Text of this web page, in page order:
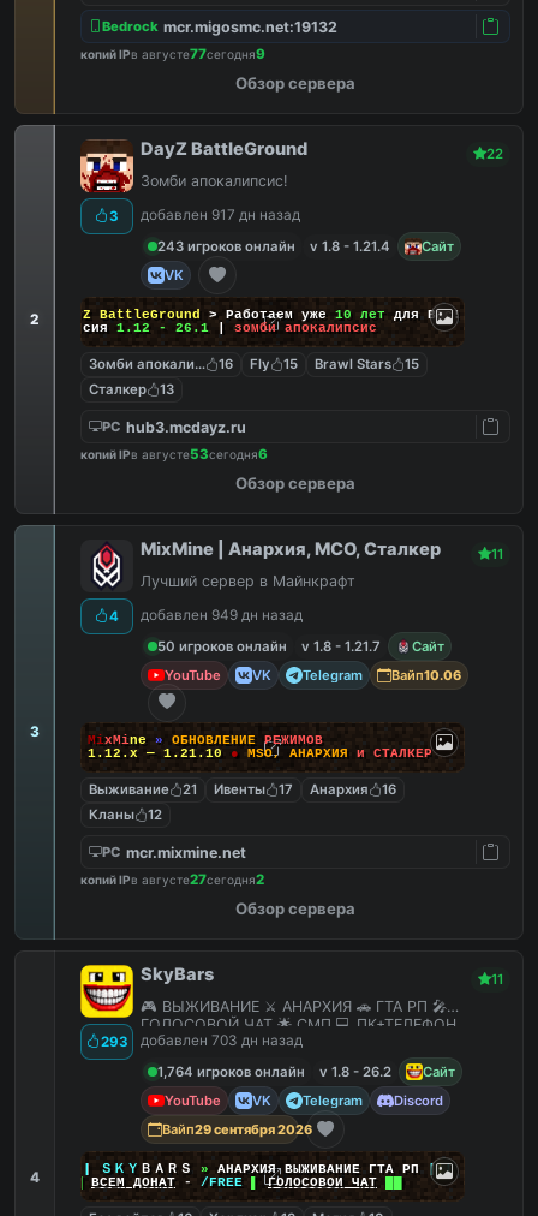
Bedrock mcr.migosmc.net:19132
копий IPв августе77сегодня9
Обзор сервера
2
3
DayZ BattleGround 22
Зомби апокалипсис!
добавлен 917 дн назад
243 игроков онлайн
v 1.8 - 1.21.4
Сайт
VK
DayZ BattleGround > Работаем уже 10 лет для Вас!
Версия 1.12 - 26.1 | зомби апокалипсис
Зомби апокалипсис16 Fly 15 Brawl Stars
15
Сталкер
13
PC hub3.mcdayz.ru
копий IPв августе53сегодня6
Обзор сервера
3
4
MixMine | Анархия, МСО, Сталкер 11
Лучший сервер в Майнкрафт
добавлен 949 дн назад
50 игроков онлайн
v 1.8 - 1.21.7
Сайт
YouTube
VK Telegram Вайп10.06
MixMine » ОБНОВЛЕНИЕ РЕЖИМОВ
1.12.x — 1.21.10
● MSO, АНАРХИЯ и СТАЛКЕР
Выживание 21 Ивенты 17 Анархия
16
Кланы
12
PC mcr.mixmine.net
копий IPв августе27сегодня2
Обзор сервера
4
293
SkyBars 11
🎮 ВЫЖИВАНИЕ ⚔️ АНАРХИЯ 🚗 ГТА РП 🎤
ГОЛОСОВОЙ ЧАТ 🌟 СМП 💻 ПК+ТЕЛЕФОН
добавлен 703 дн назад
1,764 игроков онлайн
v 1.8 - 26.2
Сайт
YouTube
VK Telegram
Discord
Вайп29 сентября 2026
ＳＫＹ ＢＡＲＳ » АНАРХИЯ ВЫЖИВАНИЕ ГТА РП |||
ВСЕМ ДОНАТ- /FREE ▌ГОЛОСОВОЙ ЧАТ